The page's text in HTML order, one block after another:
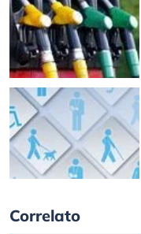
Correlato